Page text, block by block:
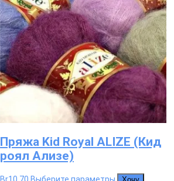
Пряжа Kid Royal ALIZE (Кид
роял Ализе)
Br10.70 Выберите параметры Этот